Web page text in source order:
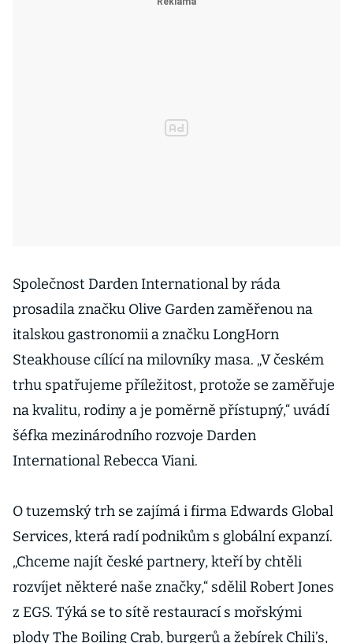
Společnost Darden International by ráda
prosadila značku Olive Garden zaměřenou na
italskou gastronomii a značku LongHorn
Steakhouse cílící na milovníky masa. „V českém
trhu spatřujeme příležitost, protože se zaměřuje
na kvalitu, rodiny a je poměrně přístupný,“ uvádí
šéfka mezinárodního rozvoje Darden
International Rebecca Viani.
O tuzemský trh se zajímá i firma Edwards Global
Services, která radí podnikům s globální expanzí.
„Chceme najít české partnery, kteří by chtěli
rozvíjet některé naše značky,“ sdělil Robert Jones
z EGS. Týká se to sítě restaurací s mořskými
plody The Boiling Crab, burgerů a žebírek Chili’s,